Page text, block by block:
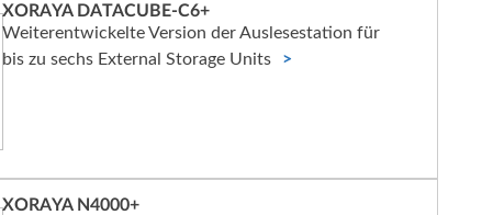
XORAYA DATACUBE-C6+
Weiterentwickelte Version der Auslesestation für
bis zu sechs External Storage Units
XORAYA N4000+